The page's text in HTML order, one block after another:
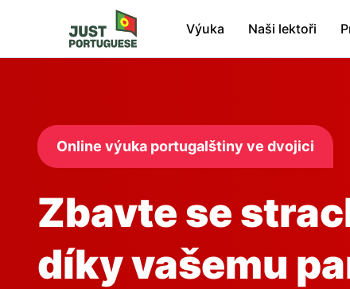
Výuka Naši lektoři
Online výuka portugalštiny ve dvojici
Zbavte se
díky vašemu